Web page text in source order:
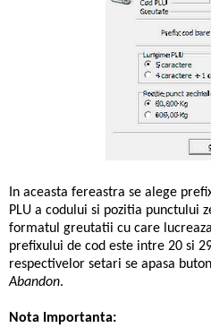
In aceasta fereastra se alege
PLU a codului si pozitia punctului
formatul greutatii cu care
prefixului de cod este intre 20 si
respectivelor setari se apasa
Abandon.
Nota Importanta: